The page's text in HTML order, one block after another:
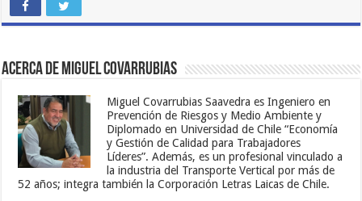
Acerca de Miguel Covarrubias
Miguel Covarrubias Saavedra es Ingeniero en
Prevención de Riesgos y Medio Ambiente y
Diplomado en Universidad de Chile “Economía
y Gestión de Calidad para Trabajadores
Líderes”. Además, es un profesional vinculado a
la industria del Transporte Vertical por más de
52 años; integra también la Corporación Letras Laicas de Chile.